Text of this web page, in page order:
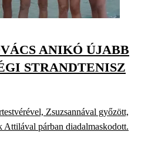
ANIKÓ ÚJABB
STRANDTENISZ
Zsuzsannával győzött,
Attilával párban diadalmaskodott.